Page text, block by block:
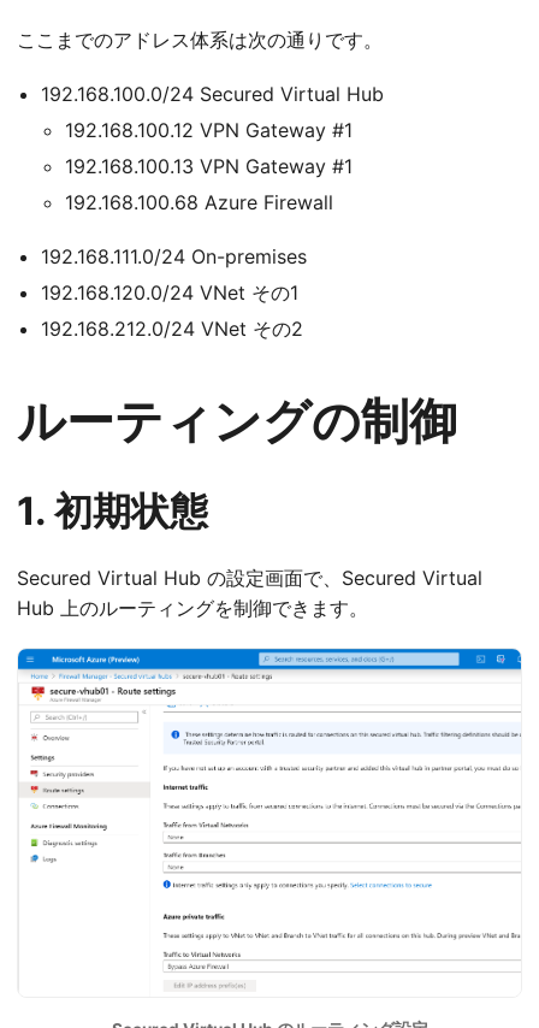
ここまでのアドレス体系は次の通りです。
192.168.100.0/24 Secured Virtual Hub
192.168.100.12 VPN Gateway #1
192.168.100.13 VPN Gateway #1
192.168.100.68 Azure Firewall
192.168.111.0/24 On-premises
192.168.120.0/24 VNet その1
192.168.212.0/24 VNet その2
ルーティングの制御
1. 初期状態
Secured Virtual Hub の設定画面で、Secured Virtual
Hub 上のルーティングを制御できます。